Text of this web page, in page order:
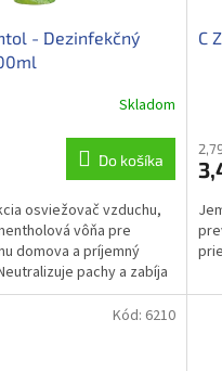
- Dezinfekčný
Skladom
Do košíka
osviežovač vzduchu,
vôňa pre
domova a príjemný
pachy a zabíja
C
Kód: 6210